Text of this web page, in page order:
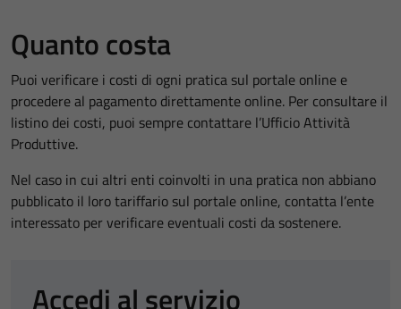
Quanto costa
Puoi verificare i costi di ogni pratica sul portale online e
procedere al pagamento direttamente online. Per consultare il
listino dei costi, puoi sempre contattare l’Ufficio Attività
Produttive.
Nel caso in cui altri enti coinvolti in una pratica non abbiano
pubblicato il loro tariffario sul portale online, contatta l’ente
interessato per verificare eventuali costi da sostenere.
Accedi al servizio